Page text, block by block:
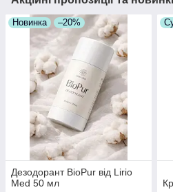
Новинка –20%
Дезодорант BioPur від Lirio
Med 50 мл